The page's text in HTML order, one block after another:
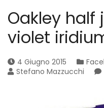
Oakley half
violet
4 Giugno 2015
Stefano Mazzucchi